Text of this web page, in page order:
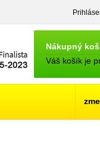
NÁKUPNÝ
KOŠÍK
Nákupný
Váš košík je